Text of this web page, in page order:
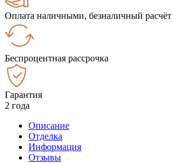
Оплата наличными, безналичный расчёт
Беспроцентная рассрочка
Гарантия
2 года
Описание
Отделка
Информация
Отзывы